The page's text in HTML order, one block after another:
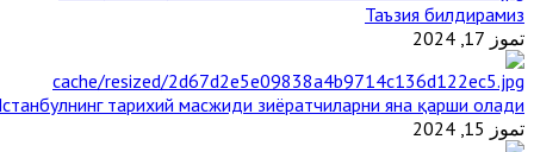
Таъзия билдирамиз
تموز 17, 2024
тарихий масжиди зиёратчиларни яна қарши олади
تموز 15, 2024